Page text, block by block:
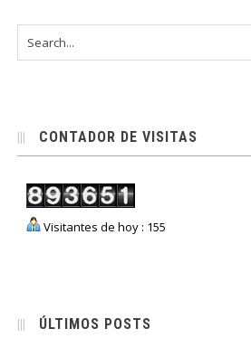
CONTADOR DE VISITAS
Visitantes de hoy : 155
ÚLTIMOS POSTS